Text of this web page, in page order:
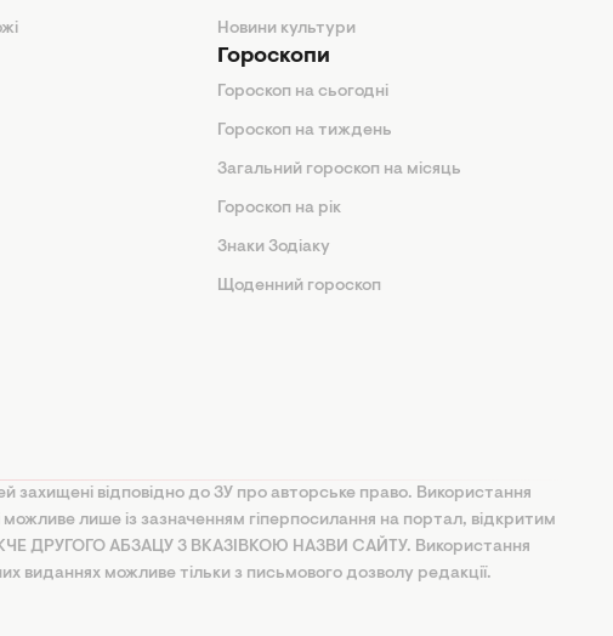
Новини культури
Гороскопи
Гороскоп на сьогодні
Гороскоп на тиждень
Загальний гороскоп на місяць
Гороскоп на рік
Знаки Зодіаку
Щоденний гороскоп
захищені відповідно до ЗУ про авторське право. Використання
можливе лише із зазначенням гіперпосилання на портал, відкритим
ДРУГОГО АБЗАЦУ З ВКАЗІВКОЮ НАЗВИ САЙТУ. Використання
виданнях можливе тільки з письмового дозволу редакції.